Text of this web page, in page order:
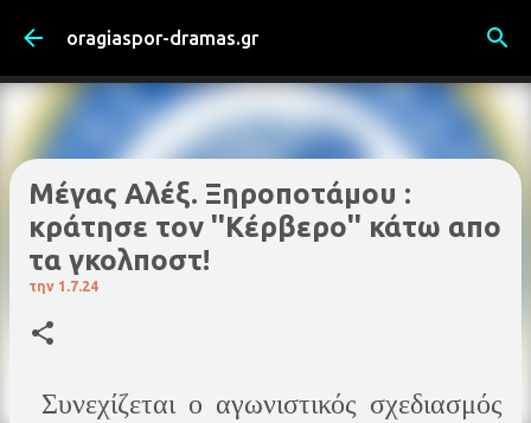
Μετάβαση στο κύριο περιεχόμενο
oragiaspor-dramas.gr
Μέγας Αλέξ. Ξηροποτάμου :
κράτησε τον ''Κέρβερο'' κάτω απο
τα γκολποστ!
την 1.7.24
Συνεχίζεται ο αγωνιστικός σχεδιασμός